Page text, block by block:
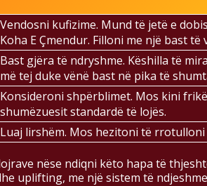
Vendosni kufizime. Mund të jetë e
Koha E Çmendur. Filloni me një bast
Bast gjëra të ndryshme. Këshilla të
më tej duke vënë bast në pika të
Konsideroni shpërblimet. Mos kini
shumëzuesit standardë të lojës.
Luaj lirshëm. Mos hezitoni të
nëse ndiqni këto hapa të
uplifting, me një sistem të